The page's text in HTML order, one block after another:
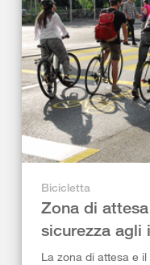
Bicicletta
Zona di
sicurezza agli
La zona di attesa e